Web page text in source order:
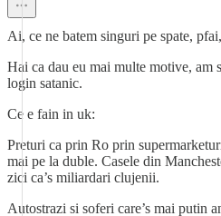
Ai, ce ne batem singuri pe spate,
Hai ca dau eu mai multe motive, am
login satanic.
Ce e fain in uk:
Preturi ca prin Ro prin
mai pe la duble. Casele din
zici ca’s miliardari clujenii.
Autostrazi si soferi care’s mai putin